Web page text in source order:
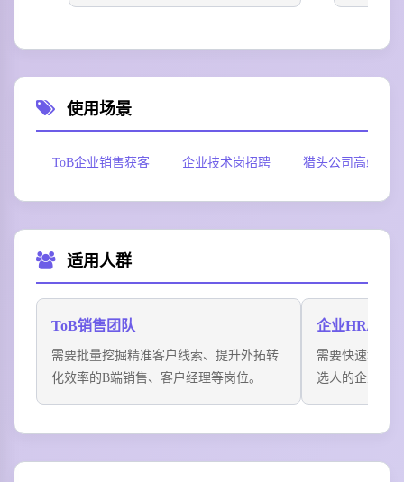
使用场景
ToB企业销售获客 企业技术岗招聘 猎头公司高端人
适用人群
ToB销售团队
需要批量挖掘精准客户线索、提升外拓转
化效率的B端销售、客户经理等岗位。
企业HR/招聘
需要快速填补
选人的企业招